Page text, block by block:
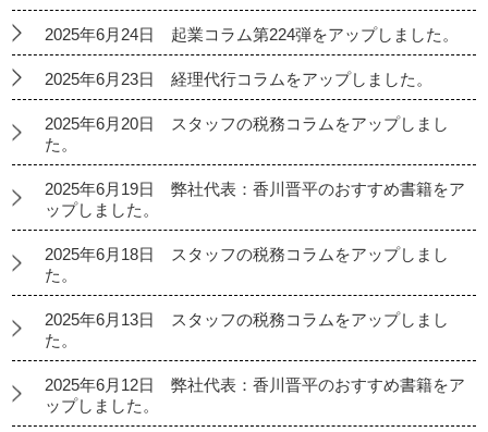
2025年6月24日 起業コラム第224弾をアップしました。
2025年6月23日 経理代行コラムをアップしました。
2025年6月20日 スタッフの税務コラムをアップしまし
た。
2025年6月19日 弊社代表：香川晋平のおすすめ書籍をア
ップしました。
2025年6月18日 スタッフの税務コラムをアップしまし
た。
2025年6月13日 スタッフの税務コラムをアップしまし
た。
2025年6月12日 弊社代表：香川晋平のおすすめ書籍をア
ップしました。